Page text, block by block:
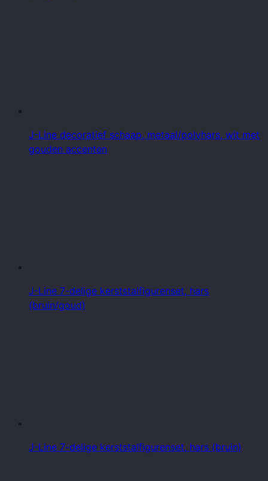
J-Line decoratief schaap, metaal/polyhars, wit met
gouden accenten
J-Line 7-delige kerststalfigurenset, hars
(bruin/goud)
J-Line 7-delige kerststalfigurenset, hars (bruin)